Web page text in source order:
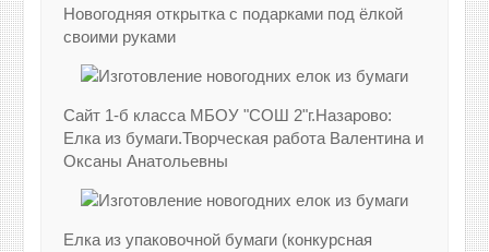
Новогодняя открытка с подарками под ёлкой
своими руками
Сайт 1-б класса МБОУ "СОШ 2"г.Назарово:
Елка из бумаги.Творческая работа Валентина и
Оксаны Анатольевны
Елка из упаковочной бумаги (конкурсная